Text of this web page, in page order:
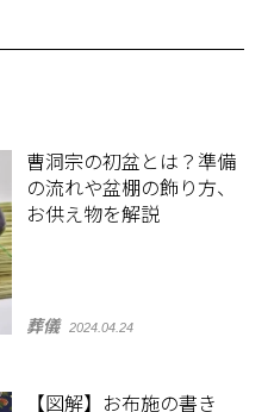
曹洞宗の初盆とは？準備
の流れや盆棚の飾り方、
お供え物を解説
葬儀 2024.04.24
【図解】お布施の書き